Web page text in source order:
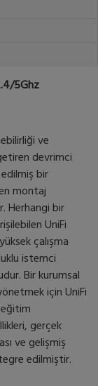
5Ghz
ve
devrimci
bir
montaj
Herhangi bir
UniFi
çalışma
istemci
Bir kurumsal
için UniFi
eğitim
gerçek
ve gelişmiş
edilmiştir.